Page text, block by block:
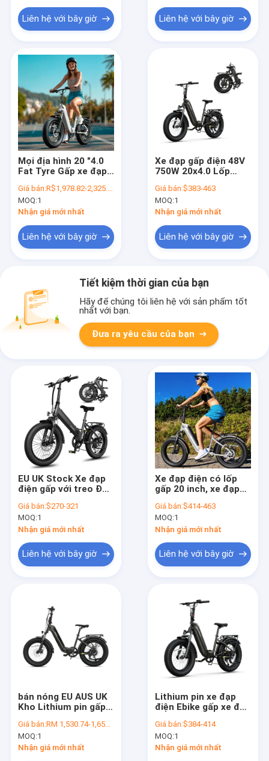
Liên hệ với bây giờ Liên hệ với bây giờ
Mọi địa hình 20 "4.0
Fat Tyre Gấp xe đạp
tốc độ 48V 15AH Pin
lithium không chổi
than Động cơ trung
Giá bán:R$1,978.82-2,325.37
MOQ:1
Nhận giá mới nhất
Liên hệ với bây giờ
Xe đạp gấp điện 48V
750W 20x4.0 Lốp
15AH Hình đệm có
thể khóa Xe đạp gấp
đô thị
Giá bán:$383-463
MOQ:1
Nhận giá mới nhất
Liên hệ với bây giờ
Tiết kiệm thời gian của bạn
Hãy để chúng tôi liên hệ với sản phẩm tốt
nhất với bạn.
Đưa ra yêu cầu của bạn
EU UK Stock Xe đạp
điện gấp với treo Đàn
phạm vi tuân thủ
pháp lý Xe đạp điện
gấp
Giá bán:$270-321
MOQ:1
Nhận giá mới nhất
Liên hệ với bây giờ
Xe đạp điện có lốp
gấp 20 inch, xe đạp
lại thành phố và
phiêu lưu ngoài trời
750W 48v 15AH
Giá bán:$414-463
MOQ:1
Nhận giá mới nhất
Liên hệ với bây giờ
bán nóng EU AUS UK
Kho Lithium pin gấp
béo gấp E-bike cho
xe hơi và công việc
thành phố
Giá bán:RM 1,530.74-1,650.33
MOQ:1
Nhận giá mới nhất
Lithium pin xe đạp
điện Ebike gấp xe đạp
Yeestep 20 * 4 Inch
gấp xe đạp điện
thành phố
Giá bán:$384-414
MOQ:1
Nhận giá mới nhất